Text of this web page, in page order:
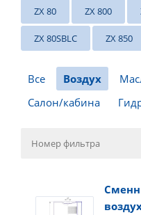
ZX 80 ZX 800
ZX 80SBLC ZX 850
Все Воздух
Салон/кабина